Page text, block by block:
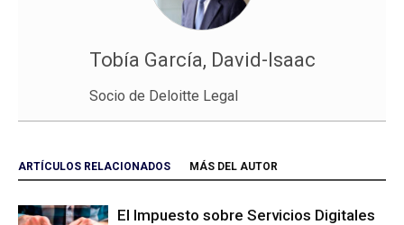
Tobía García, David-Isaac
Socio de Deloitte Legal
ARTÍCULOS RELACIONADOS MÁS DEL AUTOR
El Impuesto sobre Servicios Digitales